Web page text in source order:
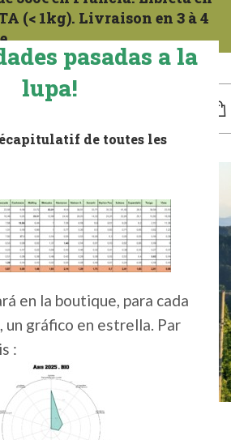
pasadas a la
lupa!
de toutes les
en la boutique, para cada
un gráfico en estrella. Par
:
(< 1kg). Livraison en 3 à 4
la Francia compter 1 a 2 días. Para Europa, de 3